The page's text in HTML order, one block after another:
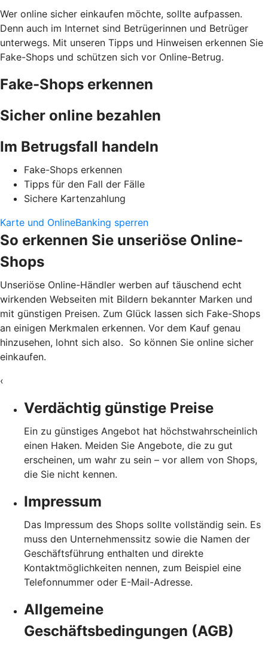
Wer online sicher einkaufen möchte, sollte aufpassen.
Denn auch im Internet sind Betrügerinnen und Betrüger
unterwegs. Mit unseren Tipps und Hinweisen erkennen Sie
Fake-Shops und schützen sich vor Online-Betrug.
Fake-Shops erkennen
Sicher online bezahlen
Im Betrugsfall handeln
Fake-Shops erkennen
Tipps für den Fall der Fälle
Sichere Kartenzahlung
Karte und OnlineBanking sperren
So erkennen Sie unseriöse Online-
Shops
Unseriöse Online-Händler werben auf täuschend echt
wirkenden Webseiten mit Bildern bekannter Marken und
mit günstigen Preisen. Zum Glück lassen sich Fake-Shops
an einigen Merkmalen erkennen. Vor dem Kauf genau
hinzusehen, lohnt sich also. So können Sie online sicher
einkaufen.
‹
Verdächtig günstige Preise
Ein zu günstiges Angebot hat höchstwahrscheinlich
einen Haken. Meiden Sie Angebote, die zu gut
erscheinen, um wahr zu sein – vor allem von Shops,
die Sie nicht kennen.
Impressum
Das Impressum des Shops sollte vollständig sein. Es
muss den Unternehmenssitz sowie die Namen der
Geschäftsführung enthalten und direkte
Kontaktmöglichkeiten nennen, zum Beispiel eine
Telefonnummer oder E-Mail-Adresse.
Allgemeine
Geschäftsbedingungen (AGB)